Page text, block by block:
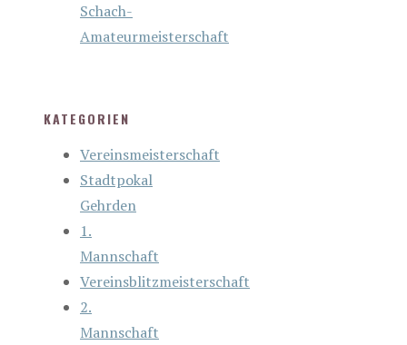
Schach-
Amateurmeisterschaft
KATEGORIEN
Vereinsmeisterschaft
Stadtpokal
Gehrden
1.
Mannschaft
Vereinsblitzmeisterschaft
2.
Mannschaft